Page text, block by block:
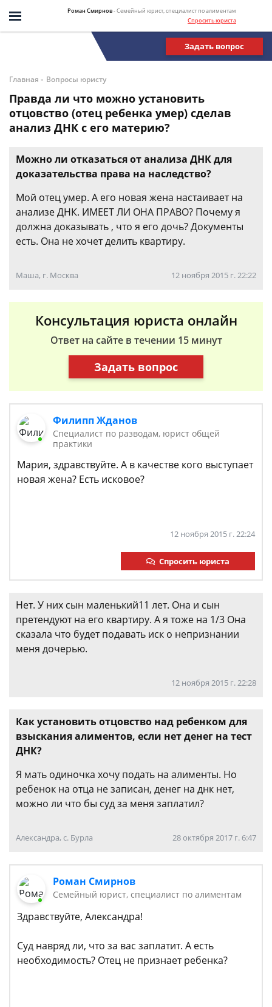
Роман Смирнов- Семейный юрист, специалист по алиментам
Спросить юриста
Задать вопрос
Главная - Вопросы юристу
Правда ли что можно установить
отцовство (отец ребенка умер) сделав
анализ ДНК с его материю?
Можно ли отказаться от анализа ДНК для
доказательства права на наследство?
Мой отец умер. А его новая жена настаивает на
анализе ДНК. ИМЕЕТ ЛИ ОНА ПРАВО? Почему я
должна доказывать , что я его дочь? Документы
есть. Она не хочет делить квартиру.
Маша, г. Москва 12 ноября 2015 г. 22:22
Консультация юриста онлайн
Ответ на сайте в течении 15 минут
Задать вопрос
Филипп Жданов
Специалист по разводам, юрист общей
практики
Мария, здравствуйте. А в качестве кого выступает
новая жена? Есть исковое?
12 ноября 2015 г. 22:24
Спросить юриста
Нет. У них сын маленький11 лет. Она и сын
претендуют на его квартиру. А я тоже на 1/3 Она
сказала что будет подавать иск о непризнании
меня дочерью.
12 ноября 2015 г. 22:28
Как установить отцовство над ребенком для
взыскания алиментов, если нет денег на тест
ДНК?
Я мать одиночка хочу подать на алименты. Но
ребенок на отца не записан, денег на днк нет,
можно ли что бы суд за меня заплатил?
Александра, с. Бурла 28 октября 2017 г. 6:47
Роман Смирнов
Семейный юрист, специалист по алиментам
Здравствуйте, Александра!
Суд навряд ли, что за вас заплатит. А есть
необходимость? Отец не признает ребенка?